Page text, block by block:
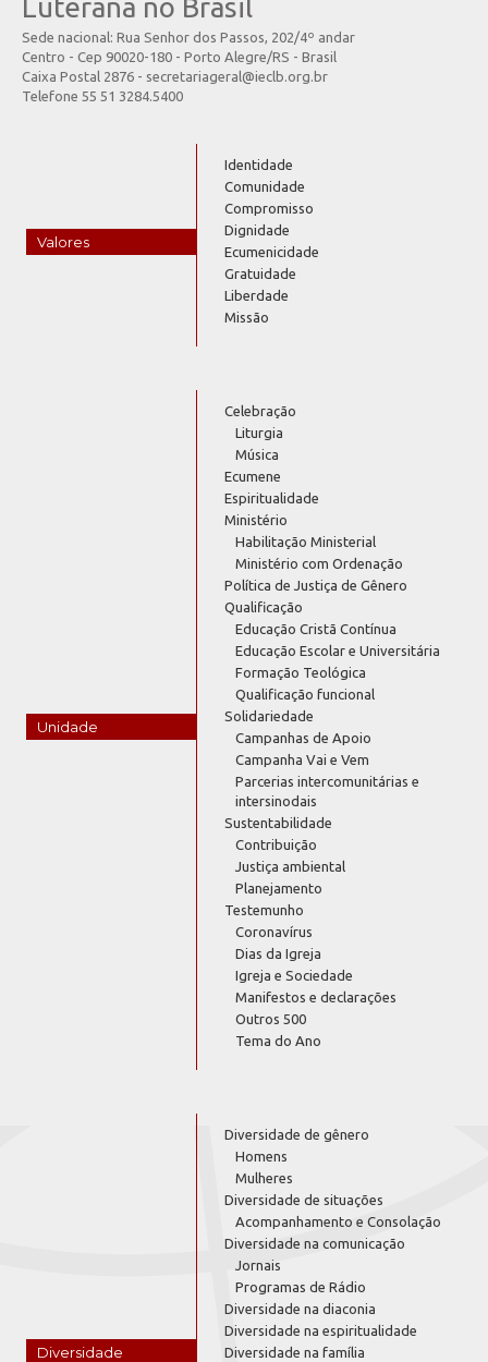
Luterana no Brasil
Sede nacional: Rua Senhor dos Passos, 202/4º andar
Centro - Cep 90020-180 - Porto Alegre/RS - Brasil
Caixa Postal 2876 - secretariageral@ieclb.org.br
Telefone 55 51 3284.5400
Valores
Identidade
Comunidade
Compromisso
Dignidade
Ecumenicidade
Gratuidade
Liberdade
Missão
Unidade
Celebração
Liturgia
Música
Ecumene
Espiritualidade
Ministério
Habilitação Ministerial
Ministério com Ordenação
Política de Justiça de Gênero
Qualificação
Educação Cristã Contínua
Educação Escolar e Universitária
Formação Teológica
Qualificação funcional
Solidariedade
Campanhas de Apoio
Campanha Vai e Vem
Parcerias intercomunitárias e
intersinodais
Sustentabilidade
Contribuição
Justiça ambiental
Planejamento
Testemunho
Coronavírus
Dias da Igreja
Igreja e Sociedade
Manifestos e declarações
Outros 500
Tema do Ano
Diversidade
Diversidade de gênero
Homens
Mulheres
Diversidade de situações
Acompanhamento e Consolação
Diversidade na comunicação
Jornais
Programas de Rádio
Diversidade na diaconia
Diversidade na espiritualidade
Diversidade na família